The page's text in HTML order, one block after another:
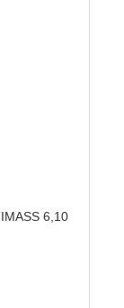
6,10